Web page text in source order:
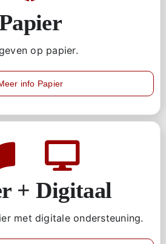
op papier.
info Papier
+ Digitaal
met digitale ondersteuning.